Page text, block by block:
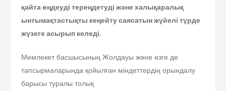
қайта өңдеуді тереңдетуді және халықаралық
ынтымақтастықты кеңейту саясатын жүйелі түрде
жүзеге асырып келеді.
Мемлекет басшысының Жолдауы және өзге де
тапсырмаларында қойылған міндеттердің орындалу
барысы туралы толық